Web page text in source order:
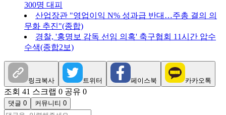
300명 대피
산업장관 "영업이익 N% 성과급 반대…주총 결의 의
무화 추진"(종합)
경찰, '홍명보 감독 선임 의혹' 축구협회 11시간 압수
수색(종합2보)
링크복사 트위터 페이스북 카카오톡
조회 41 스크랩 0 공유 0
댓글 0 커뮤니티 0